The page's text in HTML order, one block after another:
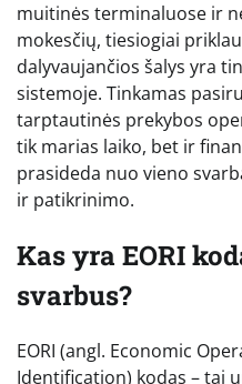
muitinės terminaluose ir
mokesčių, tiesiogiai
dalyvaujančios šalys yra
sistemoje. Tinkamas
tarptautinės prekybos
tik marias laiko, bet ir
prasideda nuo vieno
ir patikrinimo.
Kas yra EORI
svarbus?
EORI (angl. Economic
Identification) kodas – tai